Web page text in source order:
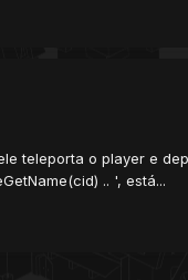
o player e
.. ', está...